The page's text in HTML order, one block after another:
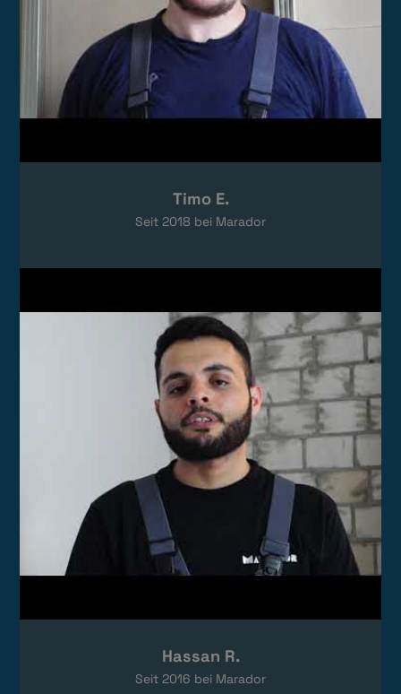
Das Video wird von YouTube eingebettet.
Datenschutzerklärungenvon Google.
Timo E.
Seit 2018 bei Marador
Hassan R.
Seit 2016 bei Marador